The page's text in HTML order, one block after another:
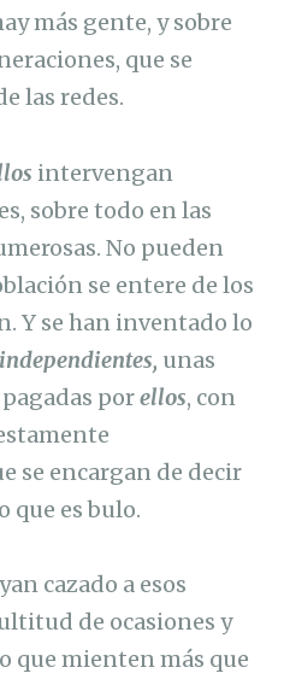
más gente, y sobre
que se
las redes.
intervengan
sobre todo en las
No pueden
se entere de los
Y se han inventado lo
unas
porellos, con
se encargan de decir
que es bulo.
cazado a esos
de ocasiones y
que mienten más que